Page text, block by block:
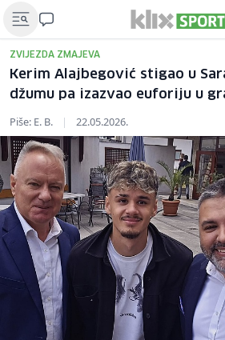
ZVIJEZDA ZMAJEVA
Kerim Alajbegović stigao u
džumu pa izazvao euforiju u
Piše: E. B. | 22.05.2026.